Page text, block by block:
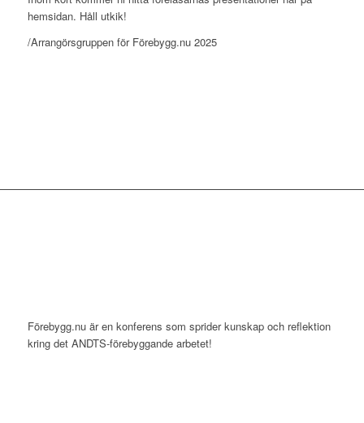
hemsidan. Håll utkik!
/Arrangörsgruppen för Förebygg.nu 2025
Förebygg.nu är en konferens som sprider kunskap och reflektion
kring det ANDTS-förebyggande arbetet!